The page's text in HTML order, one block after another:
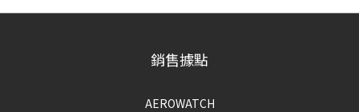
銷售據點
AEROWATCH